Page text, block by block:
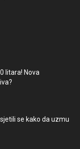
litara! Nova
se kako da uzmu